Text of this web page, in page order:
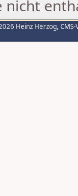
nicht
Heinz Herzog,